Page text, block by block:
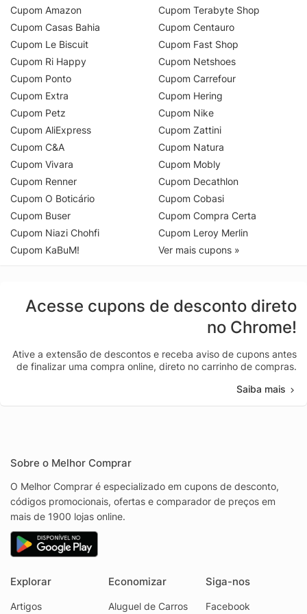
Cupom Amazon
Cupom Casas Bahia
Cupom Le Biscuit
Cupom Ri Happy
Cupom Ponto
Cupom Extra
Cupom Petz
Cupom AliExpress
Cupom C&A
Cupom Vivara
Cupom Renner
Cupom O Boticário
Cupom Buser
Cupom Niazi Chohfi
Cupom KaBuM!
Cupom Terabyte Shop
Cupom Centauro
Cupom Fast Shop
Cupom Netshoes
Cupom Carrefour
Cupom Hering
Cupom Nike
Cupom Zattini
Cupom Natura
Cupom Mobly
Cupom Decathlon
Cupom Cobasi
Cupom Compra Certa
Cupom Leroy Merlin
Ver mais cupons »
Acesse cupons de desconto direto
no Chrome!
Ative a extensão de descontos e receba aviso de cupons antes
de finalizar uma compra online, direto no carrinho de compras.
Saiba mais
Sobre o Melhor Comprar
O Melhor Comprar é especializado em cupons de desconto,
códigos promocionais, ofertas e comparador de preços em
mais de 1900 lojas online.
Explorar
Artigos
Economizar
Aluguel de Carros
Siga-nos
Facebook